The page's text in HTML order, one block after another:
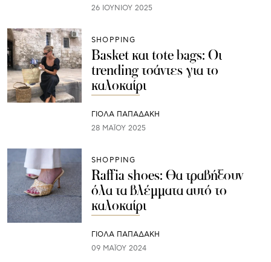
26 ΙΟΥΝΊΟΥ 2025
SHOPPING
Basket και tote bags: Οι
trending τσάντες για το
καλοκαίρι
ΓΙΌΛΑ ΠΑΠΑΔΆΚΗ
28 ΜΑΪ́ΟΥ 2025
SHOPPING
Raffia shoes: Θα τραβήξουν
όλα τα βλέμματα αυτό το
καλοκαίρι
ΓΙΌΛΑ ΠΑΠΑΔΆΚΗ
09 ΜΑΪ́ΟΥ 2024